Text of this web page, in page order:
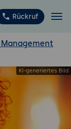
Rückruf
Management